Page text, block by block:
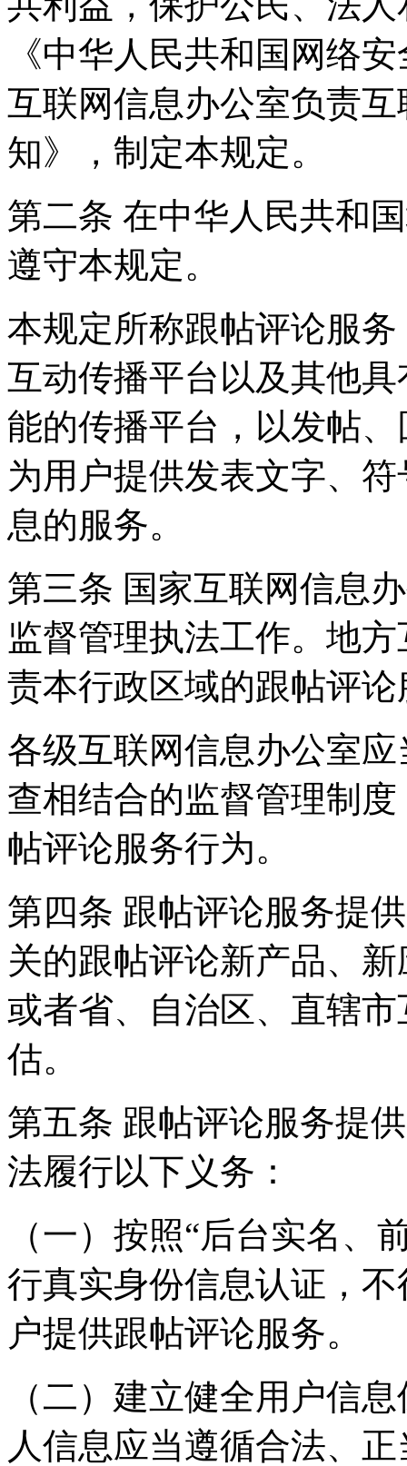
《中华人民共和国网络
互联网信息办公室负责
知》，制定本规定。
第二条 在中华人民共和
遵守本规定。
本规定所称跟帖评论服
互动传播平台以及其他
能的传播平台，以发帖
为用户提供发表文字、
息的服务。
第三条 国家互联网信息
监督管理执法工作。地
责本行政区域的跟帖评
各级互联网信息办公室
查相结合的监督管理制
帖评论服务行为。
第四条 跟帖评论服务提
关的跟帖评论新产品、
或者省、自治区、直辖
估。
第五条 跟帖评论服务提
法履行以下义务：
（一）按照“后台实名、
行真实身份信息认证，
户提供跟帖评论服务。
（二）建立健全用户信
人信息应当遵循合法、